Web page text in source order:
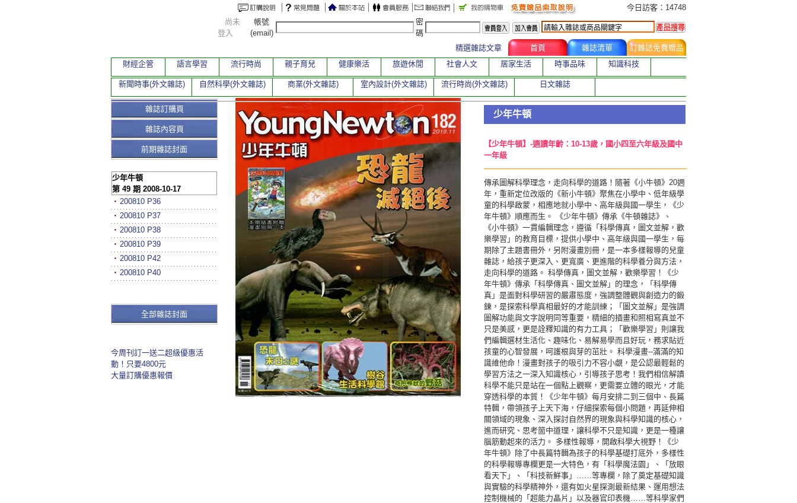
少年牛頓
【少年牛頓】-適讀年齡：10-13歲，國小四至六年級及國中
一年級
傳承圖解科學理念，走向科學的道路！隨著《小牛頓》20週
年，重新定位改版的《新小牛頓》聚焦在小學中、低年級學
童的科學啟蒙，相應地就小學中、高年級與國一學生，《少
年牛頓》順應而生。 《少年牛頓》傳承《牛頓雜誌》、
《小牛頓》一貫編輯理念，遵循「科學傳真，圖文並解，歡
樂學習」的教育目標，提供小學中、高年級與國一學生，每
期除了主題書冊外，另附漫畫別冊，是一本多樣報導的兒童
雜誌，給孩子更深入、更寬廣、更進階的科學養分與方法，
走向科學的道路。 科學傳真，圖文並解，歡樂學習！《少
年牛頓》傳承「科學傳真、圖文並解」的理念，「科學傳
真」是面對科學研習的嚴肅態度，強調整體觀與創造力的鍛
鍊，是探索科學真相最好的才能訓練；「圖文並解」是強調
圖解功能與文字說明同等重要，精細的插畫和照相寫真並不
只是美感，更是詮釋知識的有力工具；「歡樂學習」則讓我
們編輯選材生活化、趣味化、易解易學而且好玩，務求貼近
孩童的心智發展，呵護根與芽的茁壯。 科學漫畫--滿滿的知
識維他命！漫畫對孩子的吸引力不容小覷，是公認最輕鬆的
學習方法之一深入知識核心，引導孩子思考！我們相信解讀
科學不能只是站在一個點上觀察，更需要立體的眼光，才能
穿透科學的本質！《少年牛頓》每月安排二到三個中、長篇
特輯，帶領孩子上天下海，仔細探索每個小問題，再延伸相
關領域的現象、深入探討自然界的現象與科學知識的核心，
進而研究、思考箇中道理，讓科學不只是知識，更是一種讓
腦筋動起來的活力。 多樣性報導，開啟科學大視野！《少
年牛頓》除了中長篇特輯為孩子的科學基礎打底外，多樣性
的科學報導專欄更是一大特色，有「科學魔法園」、「放眼
看天下」、「科技新鮮事」……等專欄，除了奠定基礎知識
與實驗的科學精神外，還有如火星探測最新結果、運用想法
控制機械的「超能力晶片」以及器官印表機……等科學家們
雜誌訂購頁
雜誌內容頁
前期雜誌封面
少年牛頓
第 49 期 2008-10-17
‧ 200810 P36
‧ 200810 P37
‧ 200810 P38
‧ 200810 P39
‧ 200810 P42
‧ 200810 P40
全部雜誌封面
今周刊訂一送二超級優惠活
動！只要4800元
大量訂購優惠報價
今日訪客：14748
尚未
登入
帳號
(email)
密
碼
精選雜誌文章
首頁 雜誌清單
訂雜誌免費贈品
財經企管
語言學習 流行時尚 親子育兒 健康樂活 旅遊休閒 社會人文 居家生活 時事品味 知識科技
新聞時事(外文雜誌) 自然科學(外文雜誌) 商業(外文雜誌) 室內設計(外文雜誌) 流行時尚(外文雜誌) 日文雜誌